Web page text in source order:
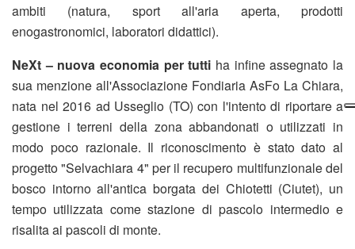
ambiti (natura, sport all'aria aperta, prodotti
enogastronomici, laboratori didattici).
NeXt – nuova economia per tutti ha infine assegnato la
sua menzione all'Associazione Fondiaria AsFo La Chiara,
nata nel 2016 ad Usseglio (TO) con l'intento di riportare a
gestione i terreni della zona abbandonati o utilizzati in
modo poco razionale. Il riconoscimento è stato dato al
progetto "Selvachiara 4" per il recupero multifunzionale del
bosco intorno all'antica borgata dei Chiotetti (Ciutet), un
tempo utilizzata come stazione di pascolo intermedio e
risalita ai pascoli di monte.